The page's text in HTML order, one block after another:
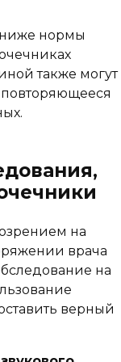
нормы
также могут
на
врача
на
верный